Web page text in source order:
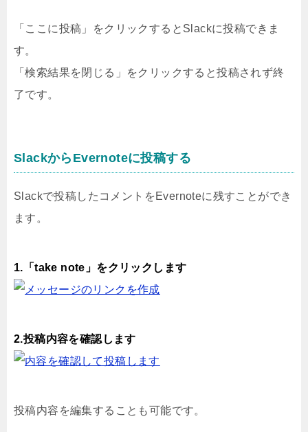
「ここに投稿」をクリックするとSlackに投稿できま
す。
「検索結果を閉じる」をクリックすると投稿されず終
了です。
SlackからEvernoteに投稿する
Slackで投稿したコメントをEvernoteに残すことができ
ます。
1.「take note」をクリックします
2.投稿内容を確認します
投稿内容を編集することも可能です。